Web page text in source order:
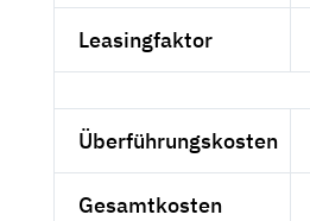
Leasingfaktor
Überführungskosten
Gesamtkosten